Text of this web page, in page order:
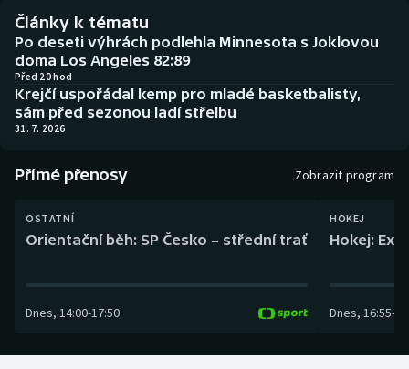
Basketbal
Biatlon
Boby a skeleton
Box
Curling
Historické návraty
Aplikace ČT sport
AZ kvíz
Články k tématu
Po deseti výhrách podlehla Minnesota s Joklovou
doma Los Angeles 82:89
Před 20 hod
Krejčí uspořádal kemp pro mladé basketbalisty,
sám před sezonou ladí střelbu
31. 7. 2026
Přímé přenosy Zobrazit program
OSTATNÍ
Orientační běh: SP Česko – střední trať
Dnes, 14:00-17:50
HOKEJ
Hokej:
Dnes, 16:55-